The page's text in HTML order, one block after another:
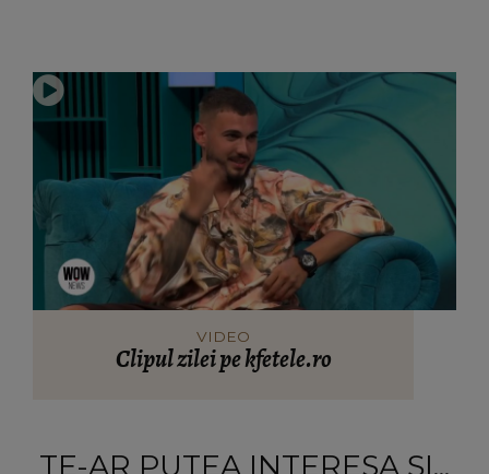
VIDEO
Clipul zilei pe kfetele.ro
TE-AR PUTEA INTERESA ȘI...